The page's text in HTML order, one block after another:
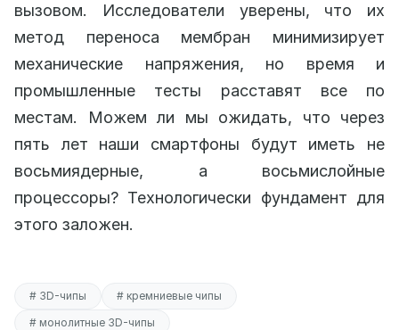
вызовом. Исследователи уверены, что их
метод переноса мембран минимизирует
механические напряжения, но время и
промышленные тесты расставят все по
местам. Можем ли мы ожидать, что через
пять лет наши смартфоны будут иметь не
восьмиядерные, а восьмислойные
процессоры? Технологически фундамент для
этого заложен.
# 3D-чипы
# кремниевые чипы
# монолитные 3D-чипы